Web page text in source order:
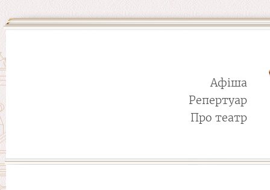
Афіша
Репертуар
Про театр